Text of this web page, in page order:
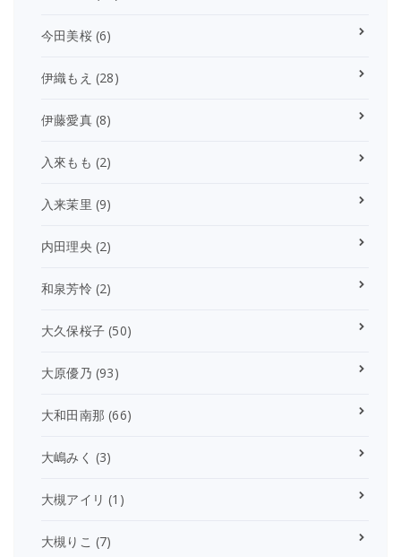
今田美桜(6)
伊織もえ (28)
伊藤愛真(8)
入來もも (2)
入来茉里 (9)
内田理央 (2)
和泉芳怜 (2)
大久保桜子 (50)
大原優乃 (93)
大和田南那 (66)
大嶋みく (3)
大槻アイリ (1)
大槻りこ (7)